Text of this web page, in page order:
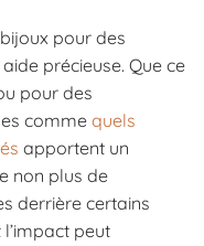
pour des
précieuse. Que ce
pour des
comme quels
apportent un
non plus de
derrière certains
peut